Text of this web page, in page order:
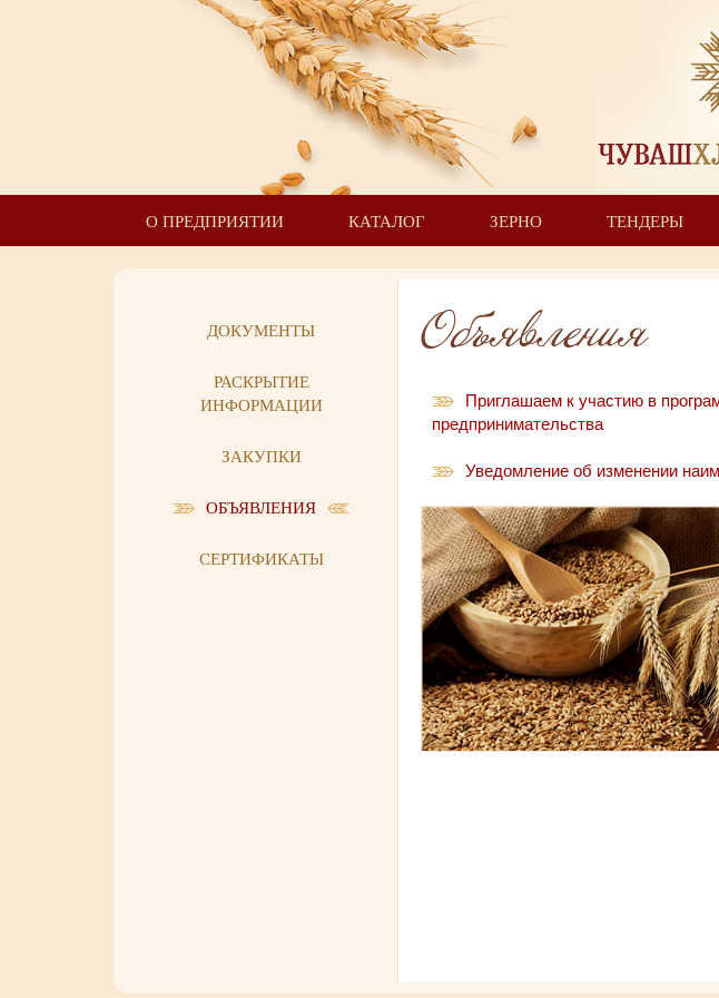
О ПРЕДПРИЯТИИ КАТАЛОГ ЗЕРНО ТЕНДЕРЫ
ДОКУМЕНТЫ
РАСКРЫТИЕ
ИНФОРМАЦИИ
ЗАКУПКИ
ОБЪЯВЛЕНИЯ
СЕРТИФИКАТЫ
Объявления
Приглашаем к участию в
предпринимательства
Уведомление об изменении